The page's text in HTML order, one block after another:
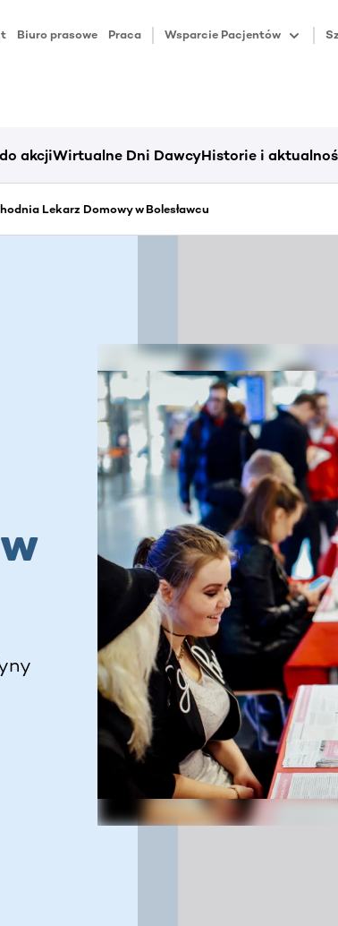
Biuro prasowe Praca Wsparcie Pacjentów
akcjiWirtualne Dni DawcyHistorie i
Lekarz Domowy w Bolesławcu